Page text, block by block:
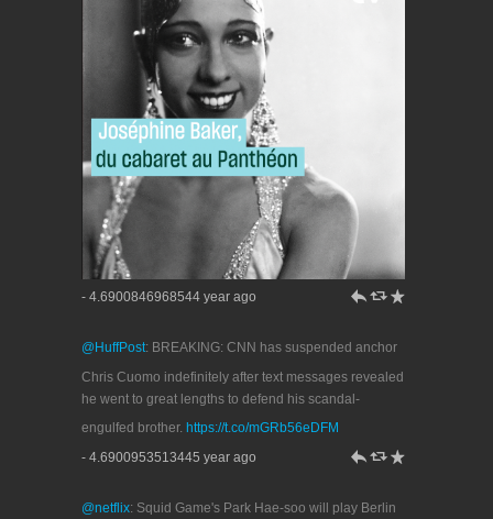
- 4.6900846968544 year ago h J R
@HuffPost: BREAKING: CNN has suspended anchor
Chris Cuomo indefinitely after text messages revealed
he went to great lengths to defend his scandal-
engulfed brother. https://t.co/mGRb56eDFM
- 4.6900953513445 year ago
h J R
@netflix: Squid Game's Park Hae-soo will play Berlin